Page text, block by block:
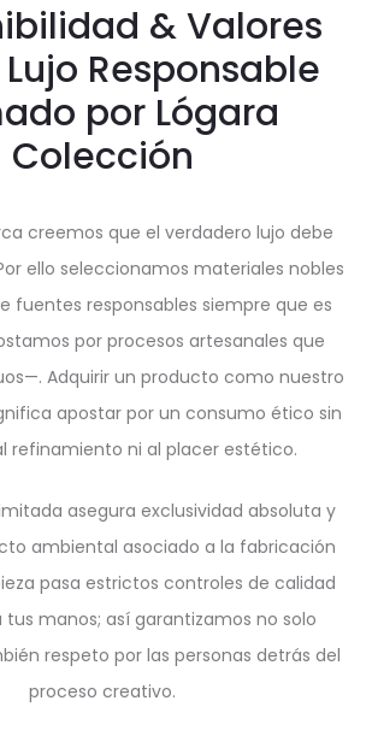
& Valores
Lujo Responsable
por Lógara
Colección
creemos que el verdadero lujo debe
ello seleccionamos materiales nobles
fuentes responsables siempre que es
por procesos artesanales que
Adquirir un producto como nuestro
apostar por un consumo ético sin
refinamiento ni al placer estético.
asegura exclusividad absoluta y
ambiental asociado a la fabricación
pasa estrictos controles de calidad
tus manos; así garantizamos no solo
respeto por las personas detrás del
proceso creativo.